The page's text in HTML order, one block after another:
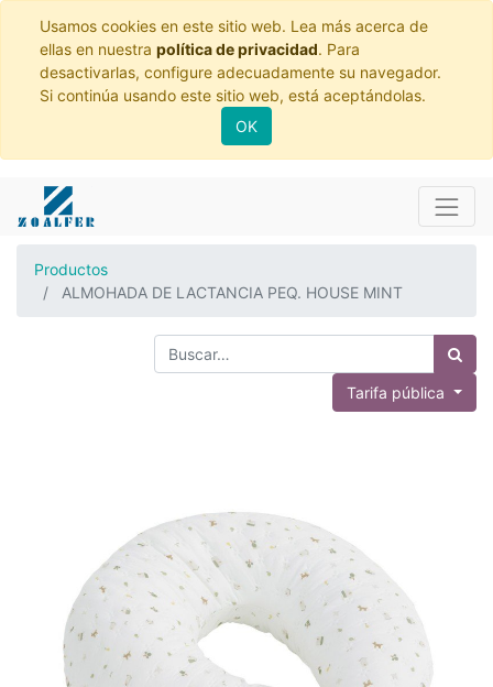
Usamos cookies en este sitio web. Lea más acerca de
ellas en nuestra política de privacidad. Para
desactivarlas, configure adecuadamente su navegador.
Si continúa usando este sitio web, está aceptándolas.
OK
Productos
ALMOHADA DE LACTANCIA PEQ. HOUSE MINT
Tarifa pública